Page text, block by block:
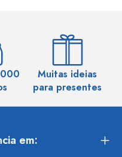
Muitas ideias
para presentes
em: